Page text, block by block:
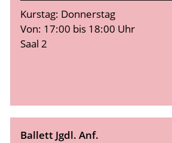
Kurstag: Donnerstag
Von: 17:00 bis 18:00 Uhr
Saal 2
Ballett Jgdl. Anf.